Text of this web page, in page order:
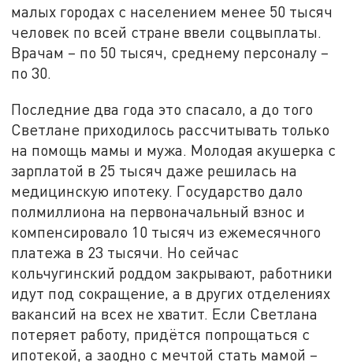
малых городах с населением менее 50 тысяч
человек по всей стране ввели соцвыплаты.
Врачам – по 50 тысяч, среднему персоналу –
по 30.
Последние два года это спасало, а до того
Светлане приходилось рассчитывать только
на помощь мамы и мужа. Молодая акушерка с
зарплатой в 25 тысяч даже решилась на
медицинскую ипотеку. Государство дало
полмиллиона на первоначальный взнос и
компенсировало 10 тысяч из ежемесячного
платежа в 23 тысячи. Но сейчас
кольчугинский роддом закрывают, работники
идут под сокращение, а в других отделениях
вакансий на всех не хватит. Если Светлана
потеряет работу, придётся попрощаться с
ипотекой, а заодно с мечтой стать мамой –